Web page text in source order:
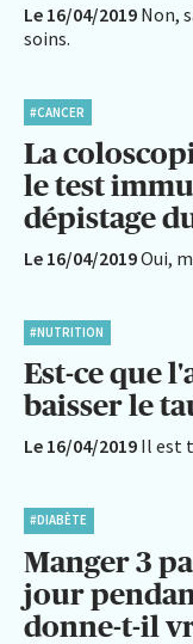
Le 16/04/2019 Non,
soins.
#CANCER
La
le test
dépistage
Le 16/04/2019Oui,
#NUTRITION
Est-ce que
baisser le
Le 16/04/2019 Il est
#DIABÈTE
Manger 3
jour
donne-t-il